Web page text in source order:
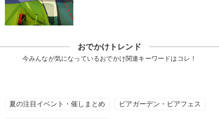
おでかけトレンド
今みんなが気になっているおでかけ関連キーワードはコレ！
夏の注目イベント・催しまとめ ビアガーデン・ビアフェス